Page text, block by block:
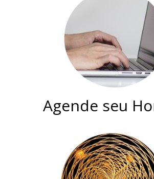
Agende seu